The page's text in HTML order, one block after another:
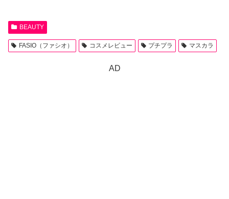
BEAUTY
FASIO（ファシオ） コスメレビュー プチプラ マスカラ
AD